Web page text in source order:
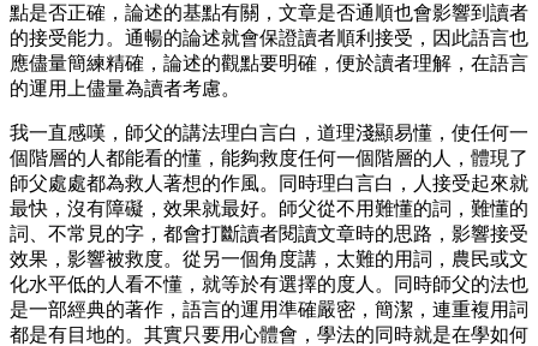
點是否正確，論述的基點有關，文章是否通順也會影響到讀者
的接受能力。通暢的論述就會保證讀者順利接受，因此語言也
應儘量簡練精確，論述的觀點要明確，便於讀者理解，在語言
的運用上儘量為讀者考慮。
我一直感嘆，師父的講法理白言白，道理淺顯易懂，使任何一
個階層的人都能看的懂，能夠救度任何一個階層的人，體現了
師父處處都為救人著想的作風。同時理白言白，人接受起來就
最快，沒有障礙，效果就最好。師父從不用難懂的詞，難懂的
詞、不常見的字，都會打斷讀者閱讀文章時的思路，影響接受
效果，影響被救度。從另一個角度講，太難的用詞，農民或文
化水平低的人看不懂，就等於有選擇的度人。同時師父的法也
是一部經典的著作，語言的運用準確嚴密，簡潔，連重複用詞
都是有目地的。其實只要用心體會，學法的同時就是在學如何